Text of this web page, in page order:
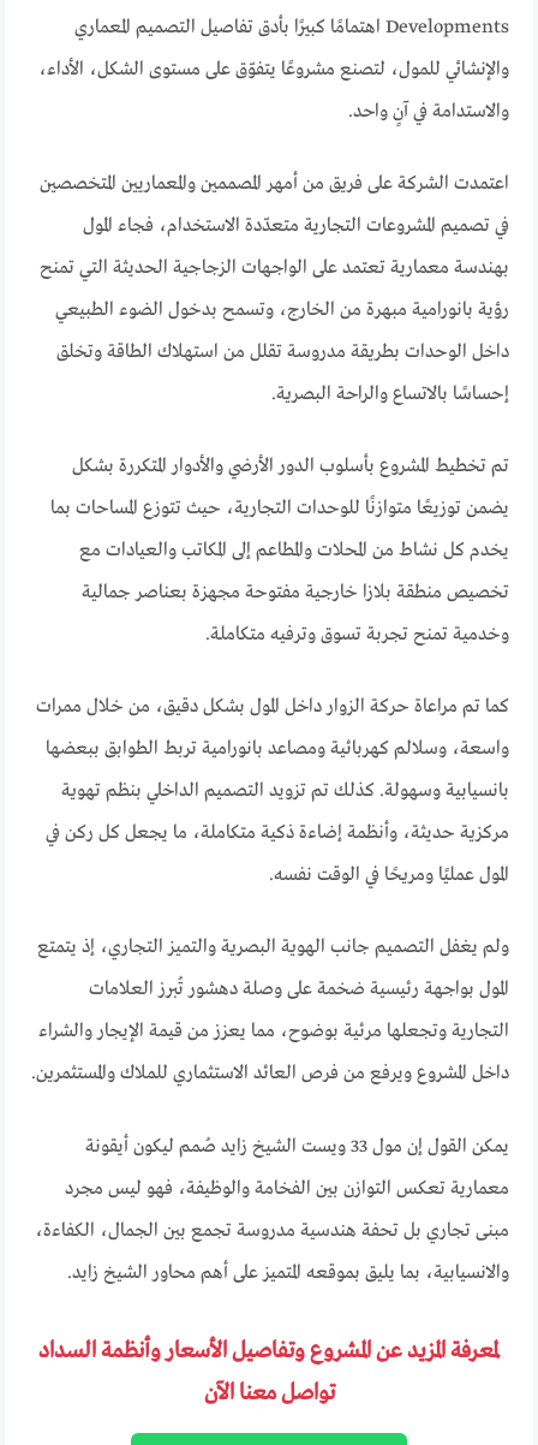
Developments اهتمامًا كبيرًا بأدق تفاصيل التصميم المعماري
والإنشائي للمول، لتصنع مشروعًا يتفوّق على مستوى الشكل، الأداء،
والاستدامة في آنٍ واحد.
اعتمدت الشركة على فريق من أمهر المصممين والمعماريين المتخصصين
في تصميم المشروعات التجارية متعدّدة الاستخدام، فجاء المول
بهندسة معمارية تعتمد على الواجهات الزجاجية الحديثة التي تمنح
رؤية بانورامية مبهرة من الخارج، وتسمح بدخول الضوء الطبيعي
داخل الوحدات بطريقة مدروسة تقلل من استهلاك الطاقة وتخلق
إحساسًا بالاتساع والراحة البصرية.
تم تخطيط المشروع بأسلوب الدور الأرضي والأدوار المتكررة بشكل
يضمن توزيعًا متوازنًا للوحدات التجارية، حيث تتوزع المساحات بما
يخدم كل نشاط من المحلات والمطاعم إلى المكاتب والعيادات مع
تخصيص منطقة بلازا خارجية مفتوحة مجهزة بعناصر جمالية
وخدمية تمنح تجربة تسوق وترفيه متكاملة.
كما تم مراعاة حركة الزوار داخل المول بشكل دقيق، من خلال ممرات
واسعة، وسلالم كهربائية ومصاعد بانورامية تربط الطوابق ببعضها
بانسيابية وسهولة. كذلك تم تزويد التصميم الداخلي بنظم تهوية
مركزية حديثة، وأنظمة إضاءة ذكية متكاملة، ما يجعل كل ركن في
المول عمليًا ومريحًا في الوقت نفسه.
ولم يغفل التصميم جانب الهوية البصرية والتميز التجاري، إذ يتمتع
المول بواجهة رئيسية ضخمة على وصلة دهشور تُبرز العلامات
التجارية وتجعلها مرئية بوضوح، مما يعزز من قيمة الإيجار والشراء
داخل المشروع ويرفع من فرص العائد الاستثماري للملاك والمستثمرين.
يمكن القول إن مول 33 ويست الشيخ زايد صُمم ليكون أيقونة
معمارية تعكس التوازن بين الفخامة والوظيفة، فهو ليس مجرد
مبنى تجاري بل تحفة هندسية مدروسة تجمع بين الجمال، الكفاءة،
والانسيابية، بما يليق بموقعه المتميز على أهم محاور الشيخ زايد.
لمعرفة المزيد عن المشروع وتفاصيل الأسعار وأنظمة السداد
تواصل معنا الآن